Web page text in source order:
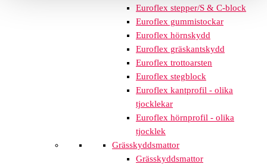
Euroflex stepper/S & C-block
Euroflex gummistockar
Euroflex hörnskydd
Euroflex gräskantskydd
Euroflex trottoarsten
Euroflex stegblock
Euroflex kantprofil - olika
tjocklekar
Euroflex hörnprofil - olika
tjocklek
Grässkyddsmattor
Grässkyddsmattor